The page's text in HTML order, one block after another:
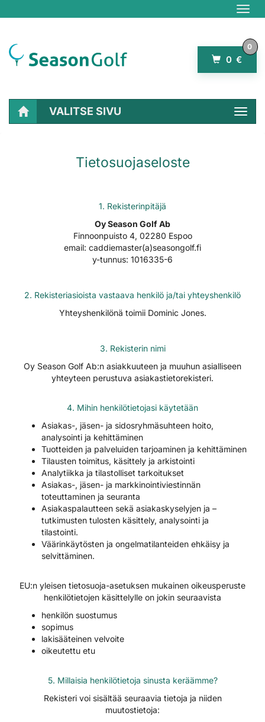
0 €
0
VALITSE SIVU
TietosuojaselosteTietosuojaseloste
1. Rekisterinpitäjä
Oy Season Golf Ab
Finnoonpuisto 4, 02280 Espoo
email: caddiemaster(a)seasongolf.fi
y-tunnus: 1016335-6
2. Rekisteriasioista vastaava henkilö ja/tai yhteyshenkilö
Yhteyshenkilönä toimii Dominic Jones.
3. Rekisterin nimi
Oy Season Golf Ab:n asiakkuuteen ja muuhun asialliseen
yhteyteen perustuva asiakastietorekisteri.
4. Mihin henkilötietojasi käytetään
Asiakas-, jäsen- ja sidosryhmäsuhteen hoito,
analysointi ja kehittäminen
Tuotteiden ja palveluiden tarjoaminen ja kehittäminen
Tilausten toimitus, käsittely ja arkistointi
Analytiikka ja tilastolliset tarkoitukset
Asiakas-, jäsen- ja markkinointiviestinnän
toteuttaminen ja seuranta
Asiakaspalautteen sekä asiakaskyselyjen ja –
tutkimusten tulosten käsittely, analysointi ja
tilastointi.
Väärinkäytösten ja ongelmatilanteiden ehkäisy ja
selvittäminen.
EU:n yleisen tietosuoja-asetuksen mukainen oikeusperuste
henkilötietojen käsittelylle on jokin seuraavista
henkilön suostumus
sopimus
lakisääteinen velvoite
oikeutettu etu
5. Millaisia henkilötietoja sinusta keräämme?
Rekisteri voi sisältää seuraavia tietoja ja niiden
muutostietoja: